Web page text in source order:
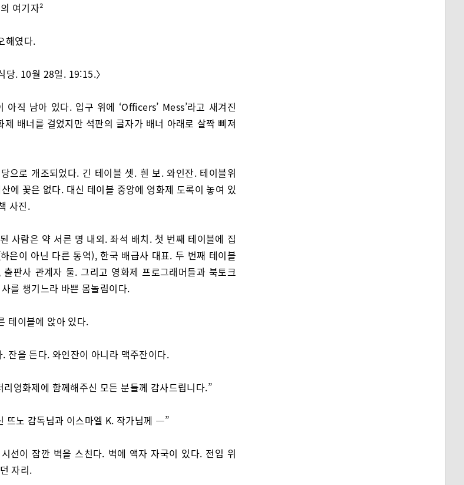
여기자²
해였다.
당. 10월 28일. 19:15.〉
아직 남아 있다. 입구 위에 ‘Officers’ Mess’라고 새겨진
제 배너를 걸었지만 석판의 글자가 배너 아래로 살짝 삐져
으로 개조되었다. 긴 테이블 셋. 흰 보. 와인잔. 테이블위
에 꽃은 없다. 대신 테이블 중앙에 영화제 도록이 놓여 있
사진.
사람은 약 서른 명 내외. 좌석 배치. 첫 번째 테이블에 집
은이 아닌 다른 통역), 한국 배급사 대표. 두 번째 테이블
판사 관계자 둘. 그리고 영화제 프로그래머들과 북토크
를 챙기느라 바쁜 몸놀림이다.
테이블에 앉아 있다.
잔을 든다. 와인잔이 아니라 맥주잔이다.
영화제에 함께해주신 모든 분들께 감사드립니다.”
뜨노 감독님과 이스마엘 K. 작가님께 —”
선이 잠깐 벽을 스친다. 벽에 액자 자국이 있다. 전임 위
자리.